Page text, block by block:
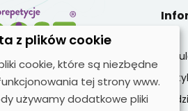
na:
z plików cookie
cookie, które są niezbędne
tej strony www.
używamy dodatkowe pliki